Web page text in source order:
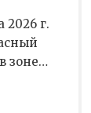
2026 г.
зоне…